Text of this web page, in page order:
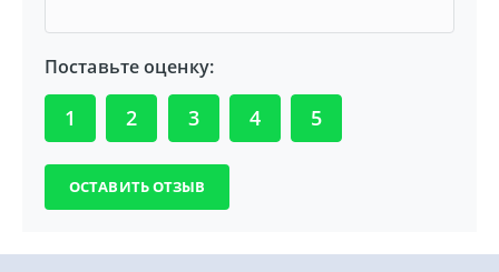
Поставьте оценку:
1 2 3 4 5